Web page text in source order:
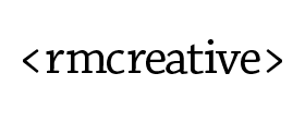
<rmcreative>